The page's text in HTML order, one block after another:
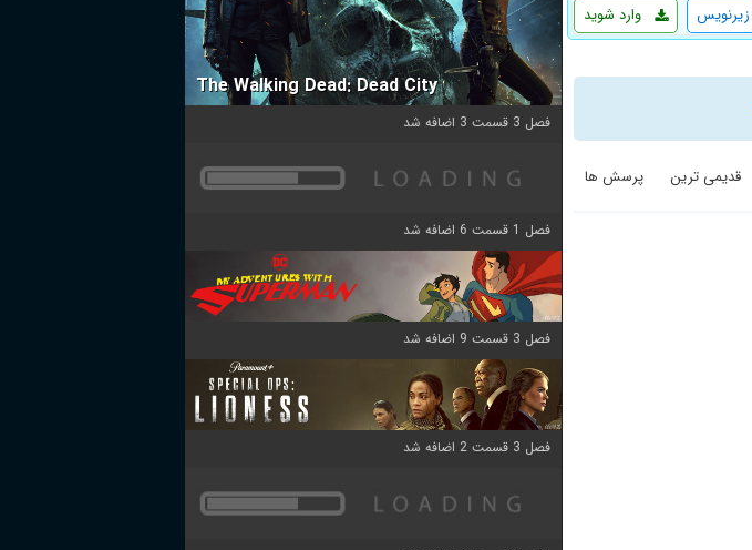
وارد شوید زیرنویس
قدیمی ترین پرسش ها
The Walking Dead: Dead City
فصل 3 قسمت 3 اضافه شد
فصل 1 قسمت 6 اضافه شد
فصل 3 قسمت 9 اضافه شد
فصل 3 قسمت 2 اضافه شد